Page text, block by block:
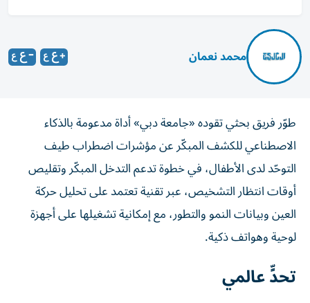
محمد نعمان
طوّر فريق بحثي تقوده «جامعة دبي» أداة مدعومة بالذكاء
الاصطناعي للكشف المبكّر عن مؤشرات اضطراب طيف
التوحّد لدى الأطفال، في خطوة تدعم التدخل المبكّر وتقليص
أوقات انتظار التشخيص، عبر تقنية تعتمد على تحليل حركة
العين وبيانات النمو والتطور، مع إمكانية تشغيلها على أجهزة
لوحية وهواتف ذكية.
تحدٍّ عالمي